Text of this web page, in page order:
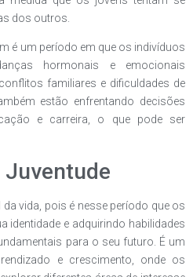
dos outros.
é um período em que os indivíduos
hormonais e emocionais
familiares e dificuldades de
estão enfrentando decisões
e carreira, o que pode ser
vida, pois é nesse período que os
identidade e adquirindo habilidades
para o seu futuro. É um
e crescimento, onde os